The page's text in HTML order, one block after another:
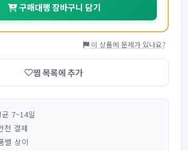
구매대행 장바구니 담기
이 상품에 문제가 있나요?
찜 목록에 추가
7~14일
전 결제
별 상이